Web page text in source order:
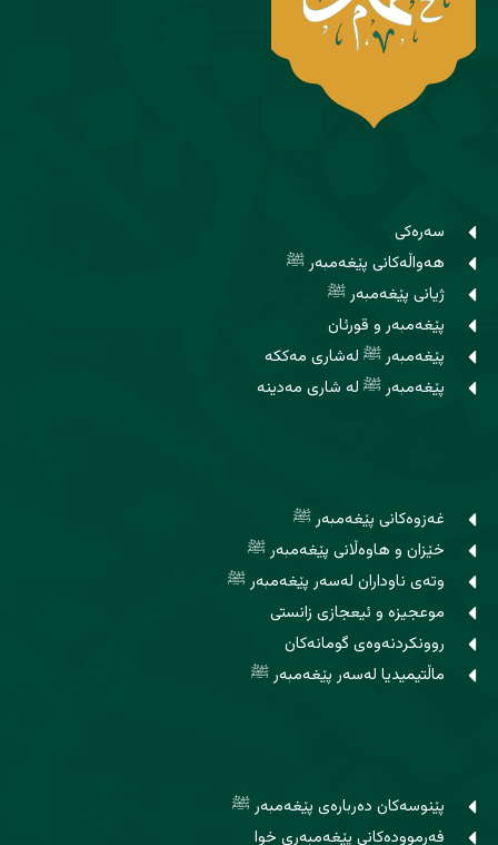
سەرەکی
هەواڵەکانی پێغەمبەر ﷺ
ژیانی پێغەمبەر ﷺ
پێغەمبەر و قورئان
پێغەمبەر ﷺ لەشاری مەککە
پێغەمبەر ﷺ لە شاری مەدینە
غەزوەکانی پێغەمبەر ﷺ
خێزان و هاوه‌ڵانی پێغەمبەر ﷺ
وتەی ناوداران لەسەر پێغەمبەر ﷺ
موعجیزە و ئیعجازی زانستی
روونکردنەوەی گومانەکان
ماڵتیمیدیا لەسەر پێغەمبەر ﷺ
پێنوسه‌كان ده‌رباره‌ی پێغەمبەر ﷺ
فه‌رمووده‌کانی پێغه‌مبه‌ری خوا